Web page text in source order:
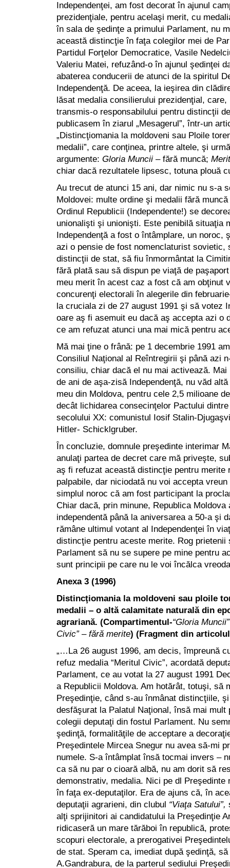
Independenţei, am fost decorat în ajunul
prezidenţiale, pentru acelaşi merit, cu
în sala de şedinţe a primului Parlament, nu
această distincţie în faţa colegilor mei de
Partidul Forţelor Democratice, Vasile
Valeriu Matei, refuzând-o în ajunul şedinţei
abaterea conducerii de atunci de la spiritul
Independenţă. De aceea, la ieşirea din
lăsat medalia consilierului prezidenţial,
transmis-o responsabilului pentru distincţii
publicasem în ziarul „Mesagerul”, într-un
„Distincţiomania la moldoveni sau Ploile
medalii”, care conţinea, printre altele, şi
argumente: Gloria Muncii – fără muncă;
chiar dacă rezultatele lipsesc, totuna plouă
Au trecut de atunci 15 ani, dar nimic nu s-a
Moldovei: multe ordine şi medalii fără
Ordinul Republicii (Independente!) se
unionalişti şi unionişti. Este penibilă situaţia
Independenţă a fost o întâmplare, un noroc,
azi o pensie de fost nomenclaturist sovietic,
distincţii de stat, să fiu înmormântat la
fără plată sau să dispun pe viaţă de
meu merit în acest caz a fost că am obţinut
concurenţi electorali în alegerile din
la cruciala zi de 27 august 1991 şi să votez
oare aş fi asemuit eu dacă aş accepta azi o
ce am refuzat atunci una mai mică pentru
Mă mai ţine o frână: pe 1 decembrie 1991
Consiliul Naţional al Reîntregirii şi până azi
consiliu, chiar dacă el nu mai activează.
de ani de aşa-zisă Independenţă, nu văd
meu din Moldova, pentru cele 2,5 milioane
decât lichidarea consecinţelor Pactului
secolului XX: comunistul Iosif Stalin-
Hitler- Schicklgruber.
În concluzie, domnule preşedinte interimar
anulaţi partea de decret care mă priveşte,
aş fi refuzat această distincţie pentru merite
palpabile, dar niciodată nu voi accepta
simplul noroc că am fost participant la
Chiar dacă, prin minune, Republica Moldova
independentă până la aniversarea a 50-a şi
rămâne ultimul votant al Independenţei în
distincţie pentru aceste merite. Rog prietenii
Parlament să nu se supere pe mine pentru
sunt principii pe care nu le voi încălca
Anexa 3 (1996)
Distincţiomania la moldoveni sau ploile
medalii – o altă calamitate naturală din
agrariană. (Compartimentul-“Gloria
Civic” – fără merite) (Fragment din
„…La 26 august 1996, am decis, împreună
refuz medalia “Meritul Civic”, acordată
Parlament, ce au votat la 27 august 1991
a Republicii Moldova. Am hotărât, totuşi, să
Preşedinţie, când s-au înmânat distincţiile,
desfăşurat la Palatul Naţional, însă mai mult
colegii deputaţi din fostul Parlament. Nu
şedinţă, formalităţile de acceptare a
Preşedintele Mircea Snegur nu avea să-mi
numele. S-a întâmplat însă toc­mai invers –
ca să nu par o cioară albă, nu am dorit să
demonstrativ, medalia. Nici pe dl Preşedinte
în faţa ex-deputaţilor. Era de ajuns că, în
deputaţii agrarieni, din clubul “Viaţa Satului”,
alţi sprijinitori ai candidatului la Preşedinţie
ridicaseră un mare tărăboi în republică,
scopuri electorale, a prerogativei
de stat. Speram ca, imediat după şedinţă,
A.Gandrabura, de la parterul sediului